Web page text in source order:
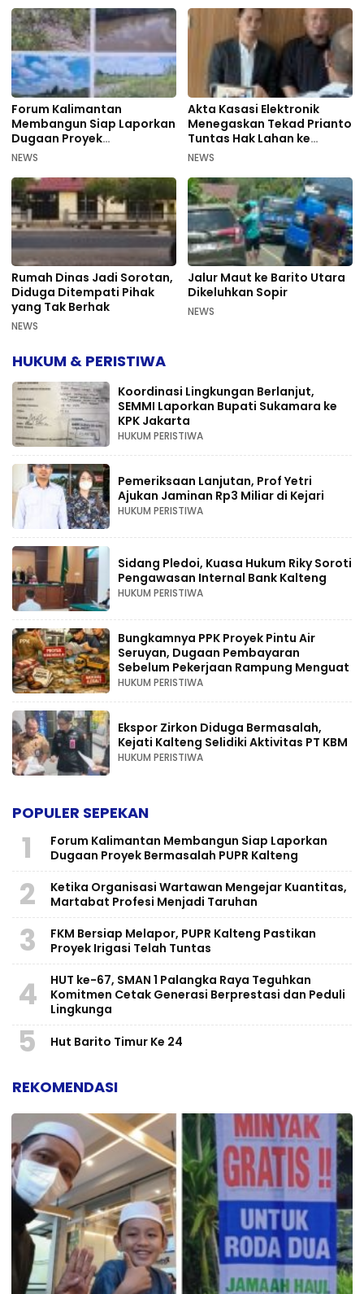
Forum Kalimantan
Membangun Siap Laporkan
Dugaan Proyek
Bermasalah PUPR Kalteng
NEWS
Akta Kasasi Elektronik
Menegaskan Tekad Prianto
Tuntas Hak Lahan ke
Mahkamah Agung
NEWS
Rumah Dinas Jadi Sorotan,
Diduga Ditempati Pihak
yang Tak Berhak
NEWS
Jalur Maut ke Barito Utara
Dikeluhkan Sopir
NEWS
HUKUM & PERISTIWA
Koordinasi Lingkungan Berlanjut,
SEMMI Laporkan Bupati Sukamara ke
KPK Jakarta
HUKUM PERISTIWA
Pemeriksaan Lanjutan, Prof Yetri
Ajukan Jaminan Rp3 Miliar di Kejari
HUKUM PERISTIWA
Sidang Pledoi, Kuasa Hukum Riky Soroti
Pengawasan Internal Bank Kalteng
HUKUM PERISTIWA
Bungkamnya PPK Proyek Pintu Air
Seruyan, Dugaan Pembayaran
Sebelum Pekerjaan Rampung Menguat
HUKUM PERISTIWA
Ekspor Zirkon Diduga Bermasalah,
Kejati Kalteng Selidiki Aktivitas PT KBM
HUKUM PERISTIWA
POPULER SEPEKAN
1
Forum Kalimantan Membangun Siap Laporkan
Dugaan Proyek Bermasalah PUPR Kalteng
2
Ketika Organisasi Wartawan Mengejar Kuantitas,
Martabat Profesi Menjadi Taruhan
3
FKM Bersiap Melapor, PUPR Kalteng Pastikan
Proyek Irigasi Telah Tuntas
4
HUT ke-67, SMAN 1 Palangka Raya Teguhkan
Komitmen Cetak Generasi Berprestasi dan Peduli
Lingkunga
5 Hut Barito Timur Ke 24
REKOMENDASI